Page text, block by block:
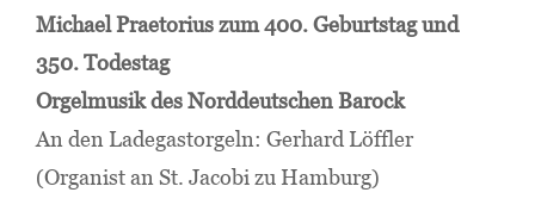
Michael Praetorius zum 400. Geburtstag und
350. Todestag
Orgelmusik des Norddeutschen Barock
An den Ladegastorgeln: Gerhard Löffler
(Organist an St. Jacobi zu Hamburg)